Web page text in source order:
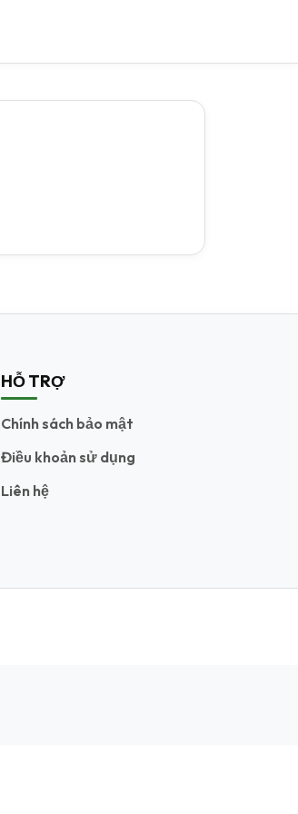
HỖ TRỢ
Chính sách bảo mật
Điều khoản sử dụng
Liên hệ